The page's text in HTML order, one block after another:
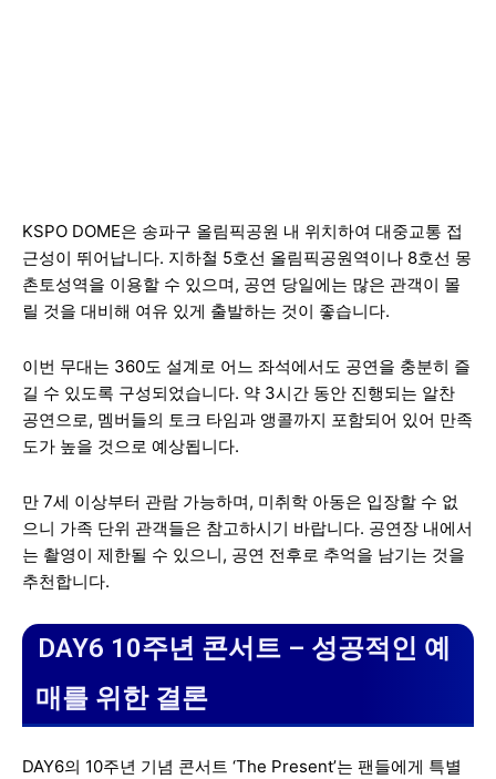
KSPO DOME은 송파구 올림픽공원 내 위치하여 대중교통 접
근성이 뛰어납니다. 지하철 5호선 올림픽공원역이나 8호선 몽
촌토성역을 이용할 수 있으며, 공연 당일에는 많은 관객이 몰
릴 것을 대비해 여유 있게 출발하는 것이 좋습니다.
이번 무대는 360도 설계로 어느 좌석에서도 공연을 충분히 즐
길 수 있도록 구성되었습니다. 약 3시간 동안 진행되는 알찬
공연으로, 멤버들의 토크 타임과 앵콜까지 포함되어 있어 만족
도가 높을 것으로 예상됩니다.
만 7세 이상부터 관람 가능하며, 미취학 아동은 입장할 수 없
으니 가족 단위 관객들은 참고하시기 바랍니다. 공연장 내에서
는 촬영이 제한될 수 있으니, 공연 전후로 추억을 남기는 것을
추천합니다.
DAY6 10주년 콘서트 – 성공적인 예
매를 위한 결론
DAY6의 10주년 기념 콘서트 ‘The Present’는 팬들에게 특별